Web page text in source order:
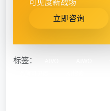
可见度新战场
立即咨询
标签：